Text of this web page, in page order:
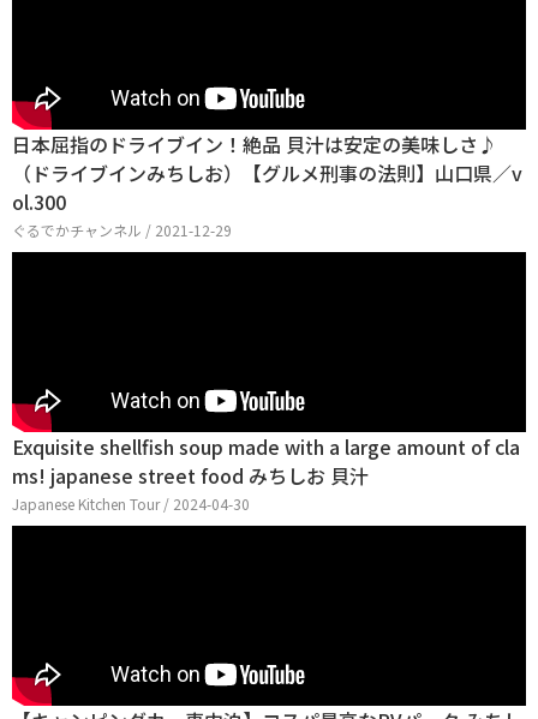
日本屈指のドライブイン！絶品 貝汁は安定の美味しさ♪
（ドライブインみちしお）【グルメ刑事の法則】山口県／v
ol.300
ぐるでかチャンネル / 2021-12-29
Exquisite shellfish soup made with a large amount of cla
ms! japanese street food みちしお 貝汁
Japanese Kitchen Tour / 2024-04-30